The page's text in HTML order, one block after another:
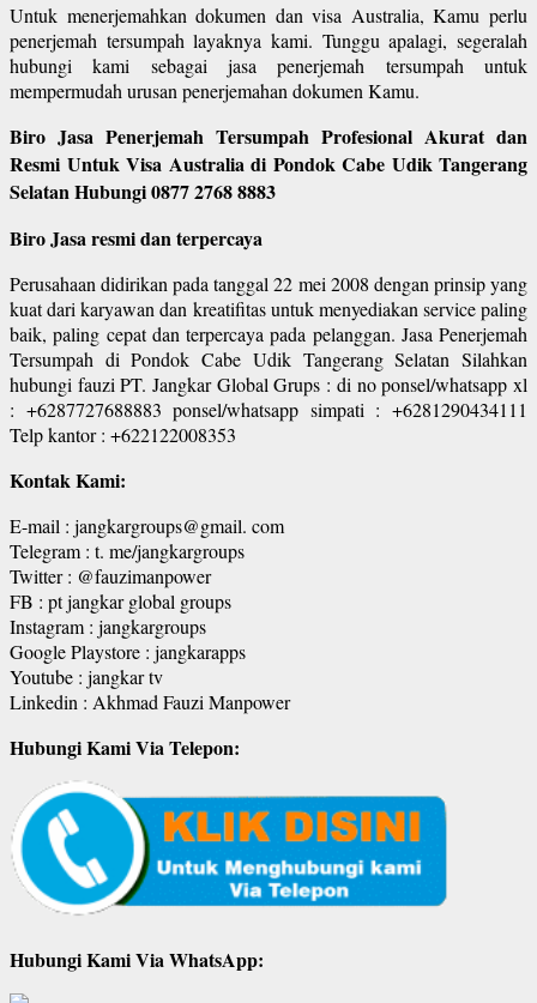
Untuk menerjemahkan dokumen dan visa Australia, Kamu perlu
penerjemah tersumpah layaknya kami. Tunggu apalagi, segeralah
hubungi kami sebagai jasa penerjemah tersumpah untuk
mempermudah urusan penerjemahan dokumen Kamu.
Biro Jasa Penerjemah Tersumpah Profesional Akurat dan
Resmi Untuk Visa Australia di Pondok Cabe Udik Tangerang
Selatan Hubungi 0877 2768 8883
Biro Jasa resmi dan terpercaya
Perusahaan didirikan pada tanggal 22 mei 2008 dengan prinsip yang
kuat dari karyawan dan kreatifitas untuk menyediakan service paling
baik, paling cepat dan terpercaya pada pelanggan. Jasa Penerjemah
Tersumpah di Pondok Cabe Udik Tangerang Selatan Silahkan
hubungi fauzi PT. Jangkar Global Grups : di no ponsel/whatsapp xl
: +6287727688883 ponsel/whatsapp simpati : +6281290434111
Telp kantor : +622122008353
Kontak Kami:
E-mail : jangkargroups@gmail. com
Telegram : t. me/jangkargroups
Twitter : @fauzimanpower
FB : pt jangkar global groups
Instagram : jangkargroups
Google Playstore : jangkarapps
Youtube : jangkar tv
Linkedin : Akhmad Fauzi Manpower
Hubungi Kami Via Telepon:
Hubungi Kami Via WhatsApp: